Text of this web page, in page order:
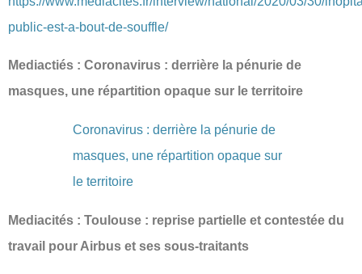
public-est-a-bout-de-souffle/
Mediactiés : Coronavirus : derrière la pénurie de
masques, une répartition opaque sur le territoire
Coronavirus : derrière la pénurie de
masques, une répartition opaque sur
le territoire
Mediacités : Toulouse : reprise partielle et contestée du
travail pour Airbus et ses sous‐traitants